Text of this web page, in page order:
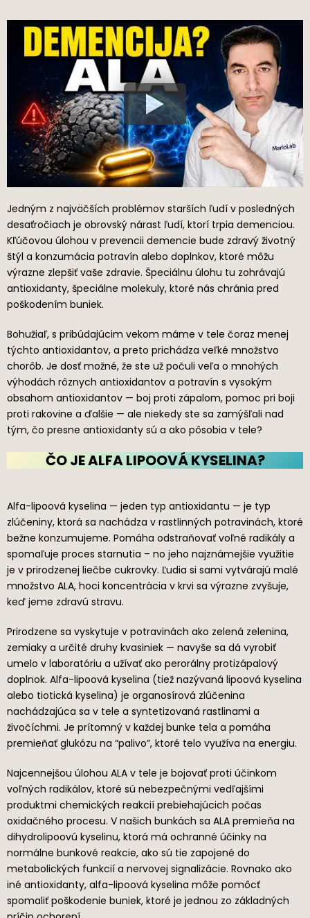
Jedným z najväčších problémov starších ľudí v posledných
desaťročiach je obrovský nárast ľudí, ktorí trpia demenciou.
Kľúčovou úlohou v prevencii demencie bude zdravý životný
štýl a konzumácia potravín alebo doplnkov, ktoré môžu
výrazne zlepšiť vaše zdravie. Špeciálnu úlohu tu zohrávajú
antioxidanty, špeciálne molekuly, ktoré nás chránia pred
poškodením buniek.
Bohužiaľ, s pribúdajúcim vekom máme v tele čoraz menej
týchto antioxidantov, a preto prichádza veľké množstvo
chorôb. Je dosť možné, že ste už počuli veľa o mnohých
výhodách rôznych antioxidantov a potravín s vysokým
obsahom antioxidantov — boj proti zápalom, pomoc pri boji
proti rakovine a ďalšie — ale niekedy ste sa zamýšľali nad
tým, čo presne antioxidanty sú a ako pôsobia v tele?
ČO JE ALFA LIPOOVÁ KYSELINA?
Alfa-lipoová kyselina — jeden typ antioxidantu — je typ
zlúčeniny, ktorá sa nachádza v rastlinných potravinách, ktoré
bežne konzumujeme. Pomáha odstraňovať voľné radikály a
spomaľuje proces starnutia – no jeho najznámejšie využitie
je v prirodzenej liečbe cukrovky. Ľudia si sami vytvárajú malé
množstvo ALA, hoci koncentrácia v krvi sa výrazne zvyšuje,
keď jeme zdravú stravu.
Prirodzene sa vyskytuje v potravinách ako zelená zelenina,
zemiaky a určité druhy kvasiniek — navyše sa dá vyrobiť
umelo v laboratóriu a užívať ako perorálny protizápalový
doplnok. Alfa-lipoová kyselina (tiež nazývaná lipoová kyselina
alebo tiotická kyselina) je organosírová zlúčenina
nachádzajúca sa v tele a syntetizovaná rastlinami a
živočíchmi. Je prítomný v každej bunke tela a pomáha
premieňať glukózu na “palivo”, ktoré telo využíva na energiu.
Najcennejšou úlohou ALA v tele je bojovať proti účinkom
voľných radikálov, ktoré sú nebezpečnými vedľajšími
produktmi chemických reakcií prebiehajúcich počas
oxidačného procesu. V našich bunkách sa ALA premieňa na
dihydrolipoovú kyselinu, ktorá má ochranné účinky na
normálne bunkové reakcie, ako sú tie zapojené do
metabolických funkcií a nervovej signalizácie. Rovnako ako
iné antioxidanty, alfa-lipoová kyselina môže pomôcť
spomaliť poškodenie buniek, ktoré je jednou zo základných